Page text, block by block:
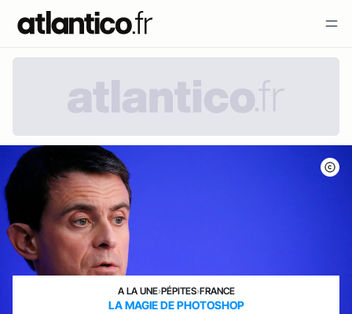
A LA UNE›PÉPITES›FRANCE
LA MAGIE DE PHOTOSHOP